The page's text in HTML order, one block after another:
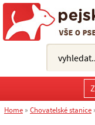
Home » Chovatelské stanice